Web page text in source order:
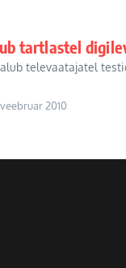
tartlastel
televaatajatel
veebruar 2010